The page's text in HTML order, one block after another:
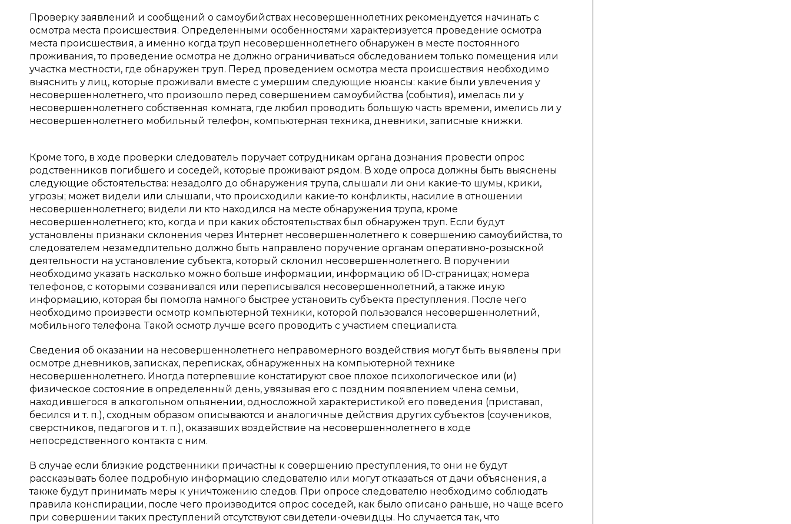
Проверку заявлений и сообщений о самоубийствах несовершеннолетних рекомендуется начинать с
осмотра места происшествия. Определенными особенностями характеризуется проведение осмотра
места происшествия, а именно когда труп несовершеннолетнего обнаружен в месте постоянного
проживания, то проведение осмотра не должно ограничиваться обследованием только помещения или
участка местности, где обнаружен труп. Перед проведением осмотра места происшествия необходимо
выяснить у лиц, которые проживали вместе с умершим следующие нюансы: какие были увлечения у
несовершеннолетнего, что произошло перед совершением самоубийства (события), имелась ли у
несовершеннолетнего собственная комната, где любил проводить большую часть времени, имелись ли у
несовершеннолетнего мобильный телефон, компьютерная техника, дневники, записные книжки.
Кроме того, в ходе проверки следователь поручает сотрудникам органа дознания провести опрос
родственников погибшего и соседей, которые проживают рядом. В ходе опроса должны быть выяснены
следующие обстоятельства: незадолго до обнаружения трупа, слышали ли они какие-то шумы, крики,
угрозы; может видели или слышали, что происходили какие-то конфликты, насилие в отношении
несовершеннолетнего; видели ли кто находился на месте обнаружения трупа, кроме
несовершеннолетнего; кто, когда и при каких обстоятельствах был обнаружен труп. Если будут
установлены признаки склонения через Интернет несовершеннолетнего к совершению самоубийства, то
следователем незамедлительно должно быть направлено поручение органам оперативно-розыскной
деятельности на установление субъекта, который склонил несовершеннолетнего. В поручении
необходимо указать насколько можно больше информации, информацию об ID-страницах; номера
телефонов, с которыми созванивался или переписывался несовершеннолетний, а также иную
информацию, которая бы помогла намного быстрее установить субъекта преступления. После чего
необходимо произвести осмотр компьютерной техники, которой пользовался несовершеннолетний,
мобильного телефона. Такой осмотр лучше всего проводить с участием специалиста.
Сведения об оказании на несовершеннолетнего неправомерного воздействия могут быть выявлены при
осмотре дневников, записках, переписках, обнаруженных на компьютерной технике
несовершеннолетнего. Иногда потерпевшие констатируют свое плохое психологическое или (и)
физическое состояние в определенный день, увязывая его с поздним появлением члена семьи,
находившегося в алкогольном опьянении, односложной характеристикой его поведения (приставал,
бесился и т. п.), сходным образом описываются и аналогичные действия других субъектов (соучеников,
сверстников, педагогов и т. п.), оказавших воздействие на несовершеннолетнего в ходе
непосредственного контакта с ним.
В случае если близкие родственники причастны к совершению преступления, то они не будут
рассказывать более подробную информацию следователю или могут отказаться от дачи объяснения, а
также будут принимать меры к уничтожению следов. При опросе следователю необходимо соблюдать
правила конспирации, после чего производится опрос соседей, как было описано раньше, но чаще всего
при совершении таких преступлений отсутствуют свидетели-очевидцы. Но случается так, что